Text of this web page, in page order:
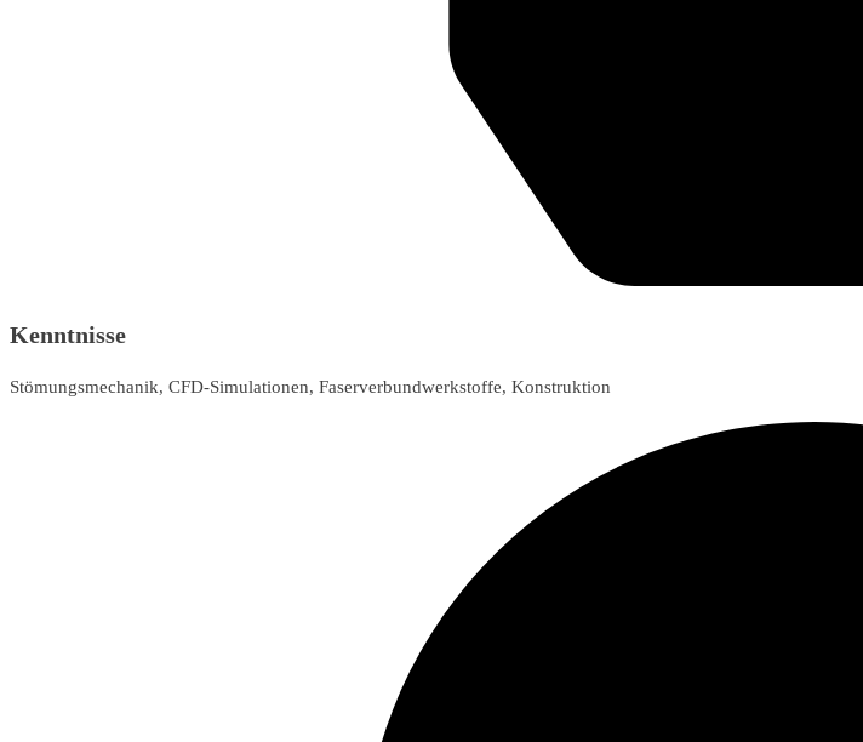
Kenntnisse
Stömungsmechanik, CFD-Simulationen, Faserverbundwerkstoffe, Konstruktion